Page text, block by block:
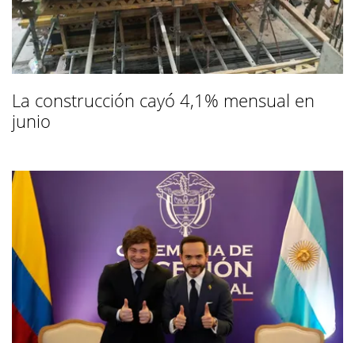
La construcción cayó 4,1% mensual en
junio